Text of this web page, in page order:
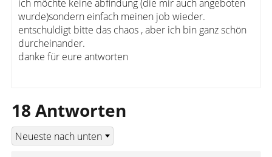
ich möchte keine abfindung (die mir auch angeboten
wurde)sondern einfach meinen job wieder.
entschuldigt bitte das chaos , aber ich bin ganz schön
durcheinander.
danke für eure antworten
18 Antworten